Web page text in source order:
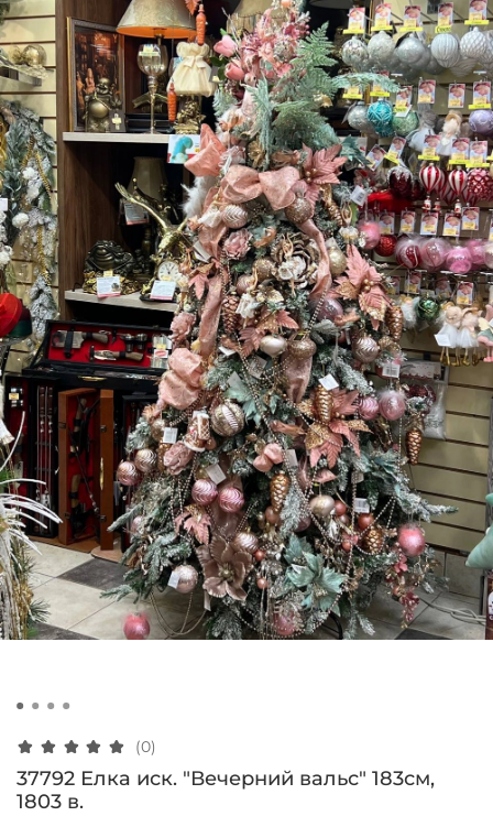
(0)
37792 Елка иск. "Вечерний вальс" 183см,
1803 в.